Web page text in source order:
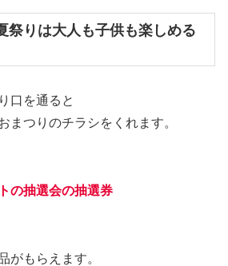
祭りは大人も子供も楽しめる
口を通ると
まつりのチラシをくれます。
の抽選会の抽選券
がもらえます。